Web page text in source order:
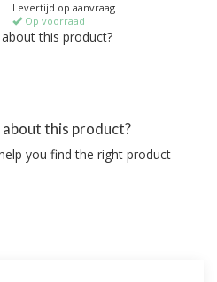
Levertijd op aanvraag
Op voorraad
about this product?
you find the right product